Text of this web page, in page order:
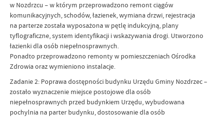
w Nozdrzcu – w którym przeprowadzono remont ciągów
komunikacyjnych, schodów, łazienek, wymiana drzwi, rejestracja
na parterze została wyposażona w pętlę indukcyjną, plany
tyflograficzne, system identyfikacji i wskazywania drogi. Utworzono
łazienki dla osób niepełnosprawnych.
Ponadto przeprowadzono remonty w pomieszczeniach Ośrodka
Zdrowia oraz wymieniono instalacje.
Zadanie 2: Poprawa dostępności budynku Urzędu Gminy Nozdrzec –
zostało wyznaczenie miejsce postojowe dla osób
niepełnosprawnych przed budynkiem Urzędu, wybudowana
pochylnia na parter budynku, dostosowanie dla osób